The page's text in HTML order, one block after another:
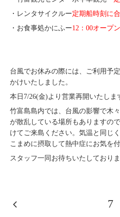
・レンタサイクルー定期船時刻に
・お食事処かにふー12：00オープ
台風でお休みの際には、ご利用予
かけいたしました。
本日7/26(金)より営業再開いたしま
竹富島島内では、台風の影響で木
が散乱している場所もありますの
けてご来島ください。気温と同じ
こまめに摂取して熱中症にお気を付
スタッフ一同お待ちいたしており
7